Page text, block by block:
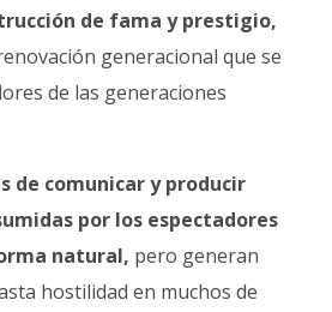
de fama y prestigio,
generacional que se
de las generaciones
de comunicar y producir
por los espectadores
natural, pero generan
hostilidad en muchos de